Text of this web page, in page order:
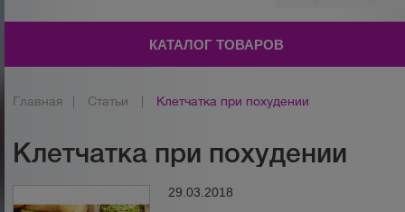
КАТАЛОГ ТОВАРОВ
Главная Статьи Клетчатка при похудении
Клетчатка при похудении
29.03.2018